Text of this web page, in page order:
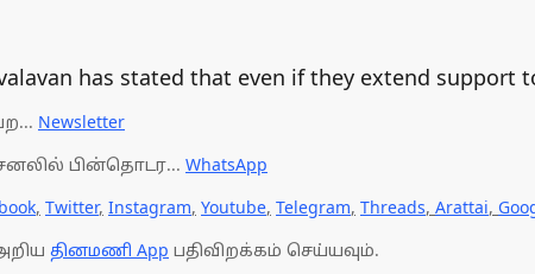
has stated that even if they extend
Newsletter
பின்தொடர... WhatsApp
, Twitter, Instagram, Youtube, Telegram, Threads, Arattai,
தினமணி App பதிவிறக்கம் செய்யவும்.